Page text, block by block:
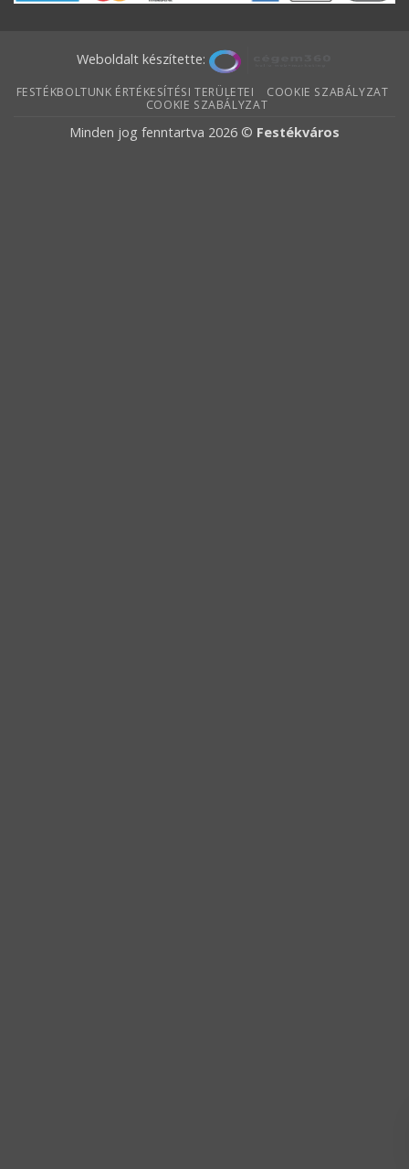
Weboldalt készítette:
FESTÉKBOLTUNK ÉRTÉKESÍTÉSI TERÜLETEI
COOKIE SZABÁLYZAT
COOKIE SZABÁLYZAT
Minden jog fenntartva 2026 © Festékváros